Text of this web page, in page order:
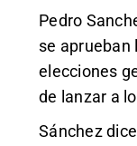
Pedro
se aprueban
elecciones
de lanzar a
Sánchez